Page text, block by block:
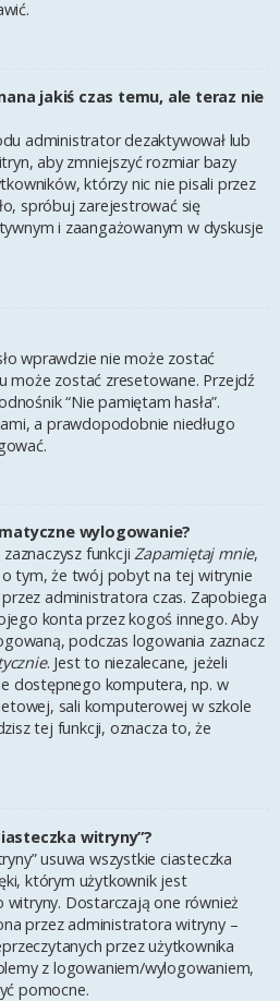
jakiś czas temu, ale teraz nie
administrator dezaktywował lub
aby zmniejszyć rozmiar bazy
którzy nic nie pisali przez
spróbuj zarejestrować się
i zaangażowanym w dyskusje
wprawdzie nie może zostać
może zostać zresetowane. Przejdź
“Nie pamiętam hasła”.
a prawdopodobnie niedługo
wylogowanie?
zaznaczysz funkcjiZapamiętaj mnie,
tym, że twój pobyt na tej witrynie
administratora czas. Zapobiega
konta przez kogoś innego. Aby
podczas logowania zaznacz
. Jest to niezalecane, jeżeli
dostępnego komputera, np. w
sali komputerowej w szkole
tej funkcji, oznacza to, że
witryny”?
usuwa wszystkie ciasteczka
którym użytkownik jest
Dostarczają one również
przez administratora witryny –
przez użytkownika
z logowaniem/wylogowaniem,
pomocne.